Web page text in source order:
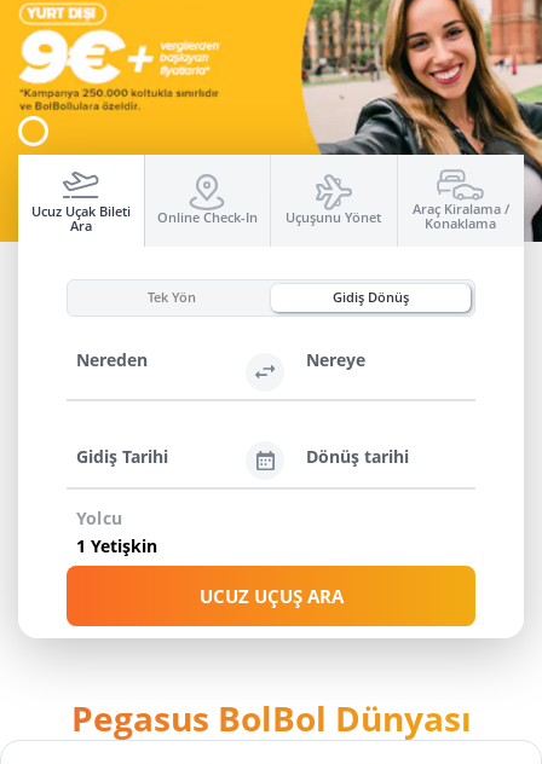
Ucuz Uçak Bileti
Ara
Online Check-In Uçuşunu Yönet
Araç Kiralama /
Konaklama
Tek Yön Gidiş Dönüş
Nereden Nereye
Gidiş Tarihi Dönüş tarihi
Yolcu
UCUZ UÇUŞ ARA
Pegasus BolBol Dünyası